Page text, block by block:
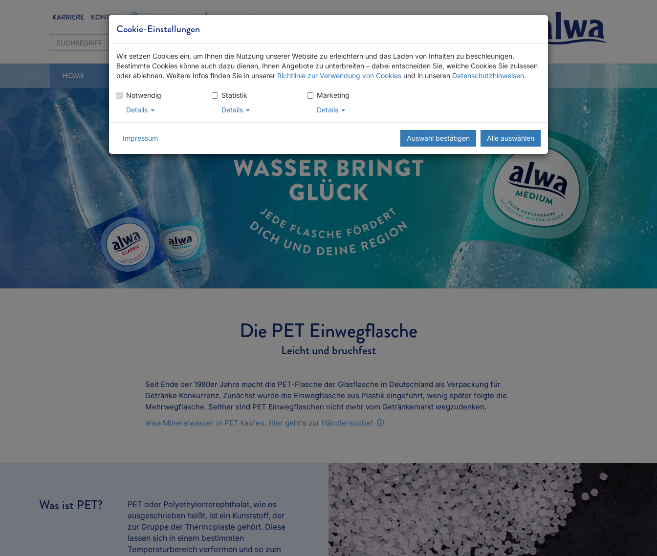
KARRIERE KONTAKT HÄNDLERSUCHE DOWNLOADS
HOME GLÜCKSZEIT PRODUKTE UNTERNEHMEN WISSEN
Die PET Einwegflasche
Leicht und bruchfest
Seit Ende der 1980er Jahre macht die PET-Flasche der Glasflasche in Deutschland als Verpackung für
Getränke Konkurrenz. Zunächst wurde die Einwegflasche aus Plastik eingeführt, wenig später folgte die
Mehrwegflasche. Seither sind PET Einwegflaschen nicht mehr vom Getränkemarkt wegzudenken.
alwa Mineralwasser in PET kaufen. Hier geht's zur Händlersuche!
Was ist PET?
PET oder Polyethylenterephthalat, wie es
ausgeschrieben heißt, ist ein Kunststoff, der
zur Gruppe der Thermoplaste gehört. Diese
lassen sich in einem bestimmten
Temperaturbereich verformen und so zum
Cookie-Einstellungen
Wir setzen Cookies ein, um Ihnen die Nutzung unserer Website zu erleichtern und das Laden von Inhalten zu beschleunigen.
Bestimmte Cookies könne auch dazu dienen, Ihnen Angebote zu unterbreiten – dabei entscheiden Sie, welche Cookies Sie zulassen
oder ablehnen. Weitere Infos finden Sie in unserer Richtlinie zur Verwendung von Cookies und in unseren Datenschutzhinweisen.
Notwendig
Details
Statistik
Details
Marketing
Details
Impressum Auswahl bestätigen Alle auswählen